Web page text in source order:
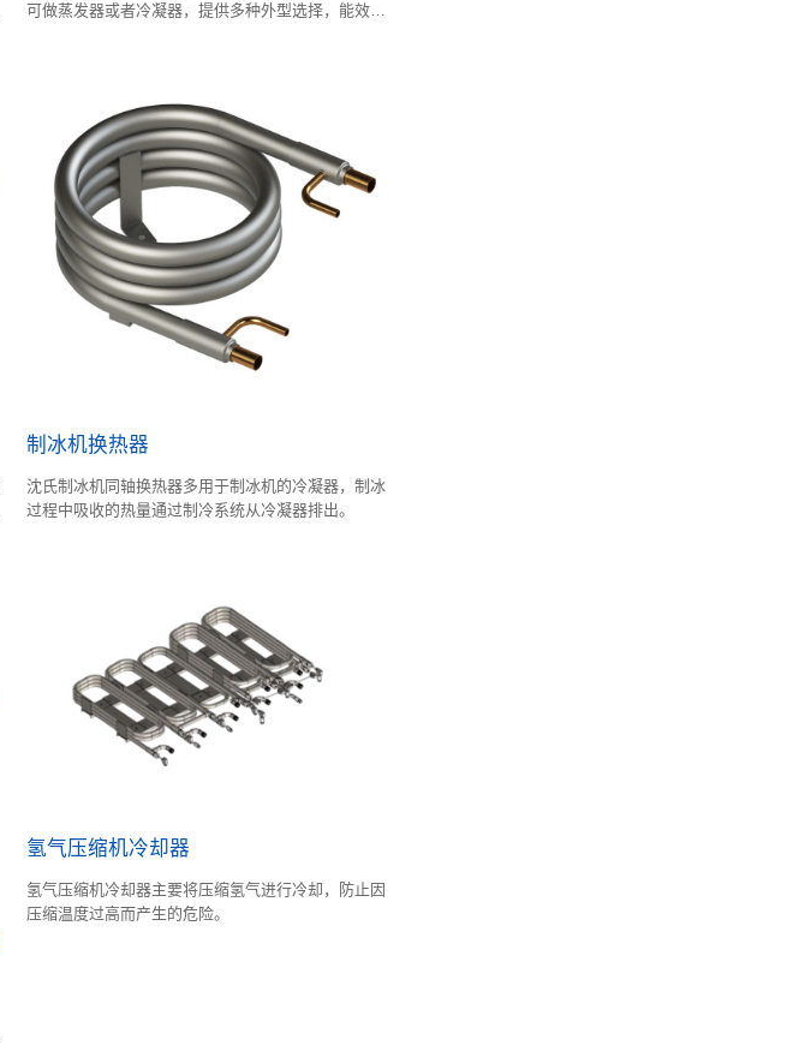
可做蒸发器或者冷凝器，提供多种外型选择，能效
制冰机换热器
沈氏制冰机同轴换热器多用于制冰机的冷凝器，制冰
过程中吸收的热量通过制冷系统从冷凝器排出。
氢气压缩机冷却器
氢气压缩机冷却器主要将压缩氢气进行冷却，防止因
压缩温度过高而产生的危险。